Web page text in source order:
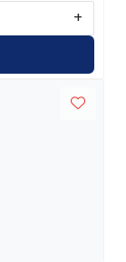
+